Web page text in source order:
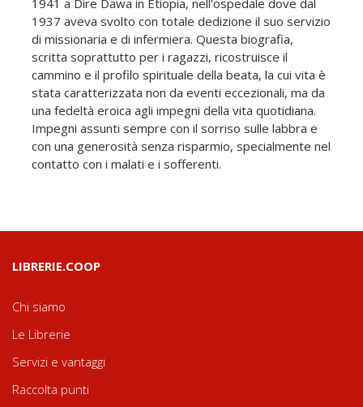
1937 aveva svolto con totale dedizione il suo servizio
di missionaria e di infermiera. Questa biografia,
scritta soprattutto per i ragazzi, ricostruisce il
cammino e il profilo spirituale della beata, la cui vita è
stata caratterizzata non da eventi eccezionali, ma da
una fedeltà eroica agli impegni della vita quotidiana.
Impegni assunti sempre con il sorriso sulle labbra e
con una generosità senza risparmio, specialmente nel
contatto con i malati e i sofferenti.
LIBRERIE.COOP
Chi siamo
Le Librerie
Servizi e vantaggi
Raccolta punti